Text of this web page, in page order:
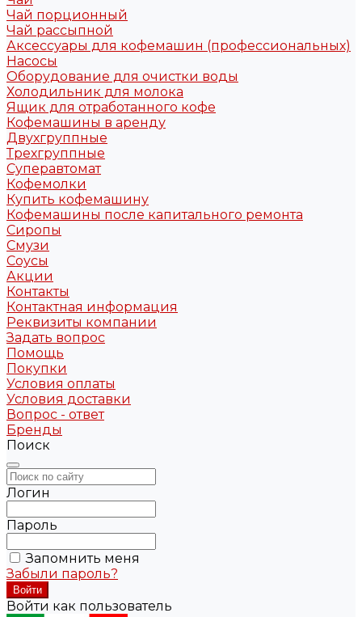
Чай порционный
Чай рассыпной
Аксессуары для кофемашин (профессиональных)
Насосы
Оборудование для очистки воды
Холодильник для молока
Ящик для отработанного кофе
Кофемашины в аренду
Двухгруппные
Трехгруппные
Суперавтомат
Кофемолки
Купить кофемашину
Кофемашины после капитального ремонта
Сиропы
Смузи
Соусы
Акции
Контакты
Контактная информация
Реквизиты компании
Задать вопрос
Помощь
Покупки
Условия оплаты
Условия доставки
Вопрос - ответ
Бренды
Поиск
Логин
Пароль
Запомнить меня
Забыли пароль?
Войти как пользователь